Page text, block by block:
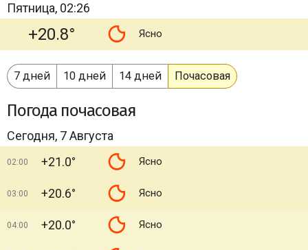
Пятница, 02:26
+20.8° Ясно
7 дней 10 дней 14 дней Почасовая
Погода почасовая
Сегодня, 7 Августа
02:00 +21.0° Ясно
03:00 +20.6° Ясно
04:00 +20.0° Ясно